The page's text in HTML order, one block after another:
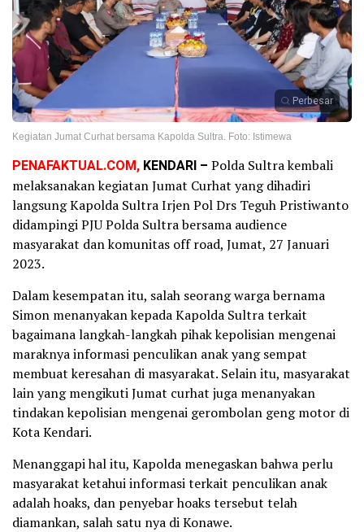
Perbesar
Kegiatan Jumat Curhat bersama Kapolda Sultra. Foto: Istimewa
PENAFAKTUAL.COM, KENDARI – Polda Sultra kembali
melaksanakan kegiatan Jumat Curhat yang dihadiri
langsung Kapolda Sultra Irjen Pol Drs Teguh Pristiwanto
didampingi PJU Polda Sultra bersama audience
masyarakat dan komunitas off road, Jumat, 27 Januari
2023.
Dalam kesempatan itu, salah seorang warga bernama
Simon menanyakan kepada Kapolda Sultra terkait
bagaimana langkah-langkah pihak kepolisian mengenai
maraknya informasi penculikan anak yang sempat
membuat keresahan di masyarakat. Selain itu, masyarakat
lain yang mengikuti Jumat curhat juga menanyakan
tindakan kepolisian mengenai gerombolan geng motor di
Kota Kendari.
Menanggapi hal itu, Kapolda menegaskan bahwa perlu
masyarakat ketahui informasi terkait penculikan anak
adalah hoaks, dan penyebar hoaks tersebut telah
diamankan, salah satu nya di Konawe.